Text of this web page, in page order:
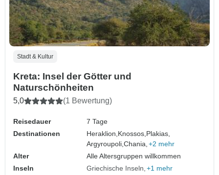
Stadt & Kultur
Kreta: Insel der Götter und
Naturschönheiten
5,0 (1 Bewertung)
Reisedauer
7 Tage
Destinationen
Heraklion,Knossos,Plakias,
Argyroupoli,Chania, +2 mehr
Alter
Alle Altersgruppen willkommen
Inseln
Griechische Inseln +1 mehr